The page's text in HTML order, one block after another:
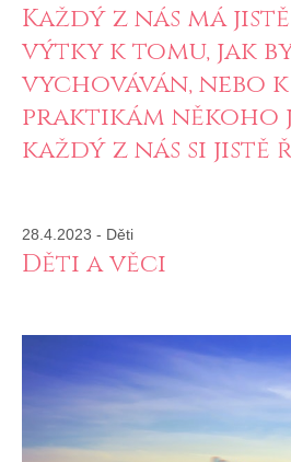
Každý z nás má
výtky k tomu, jak
vychováván, nebo
praktikám někoho
každý z nás si jistě
28.4.2023 - Děti
Děti a věci